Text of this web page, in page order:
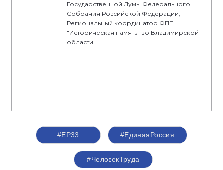
Государственной Думы Федерального
Собрания Российской Федерации,
Региональный координатор ФПП
"Историческая память" во Владимирской
области
#ЕР33 #‎ЕдинаяРоссия
#ЧеловекТруда